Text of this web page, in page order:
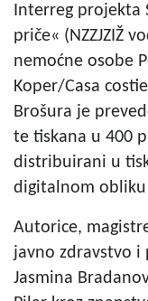
Interreg projekta
priče« (NZZJZIŽ
nemoćne osobe
Koper/Casa
Brošura je
te tiskana u 400
distribuirani u
digitalnom obliku
Autorice,
javno zdravstvo i
Jasmina